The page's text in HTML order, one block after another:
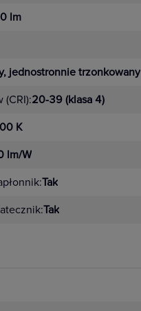
lm
jednostronnie trzonkowany
(CRI):20-39 (klasa 4)
K
lm/W
Tak
Tak